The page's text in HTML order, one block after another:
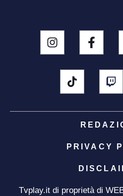
PRIVACY
Tvplay.it di proprietà di